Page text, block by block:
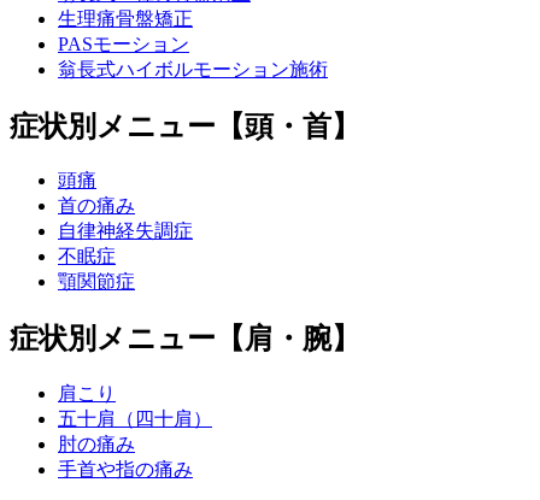
生理痛骨盤矯正
PASモーション
翁長式ハイボルモーション施術
症状別メニュー【頭・首】
頭痛
首の痛み
自律神経失調症
不眠症
顎関節症
症状別メニュー【肩・腕】
肩こり
五十肩（四十肩）
肘の痛み
手首や指の痛み